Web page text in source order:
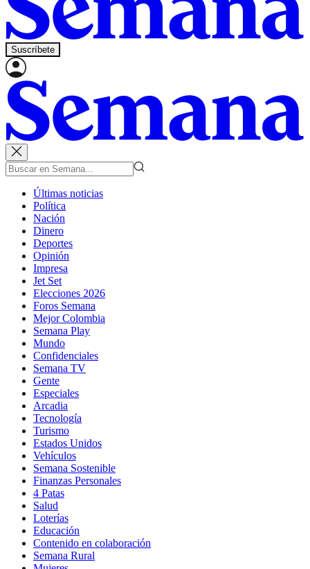
Suscríbete
Últimas noticias
Política
Nación
Dinero
Deportes
Opinión
Impresa
Jet Set
Elecciones 2026
Foros Semana
Mejor Colombia
Semana Play
Mundo
Confidenciales
Semana TV
Gente
Especiales
Arcadia
Tecnología
Turismo
Estados Unidos
Vehículos
Semana Sostenible
Finanzas Personales
4 Patas
Salud
Loterías
Educación
Contenido en colaboración
Semana Rural